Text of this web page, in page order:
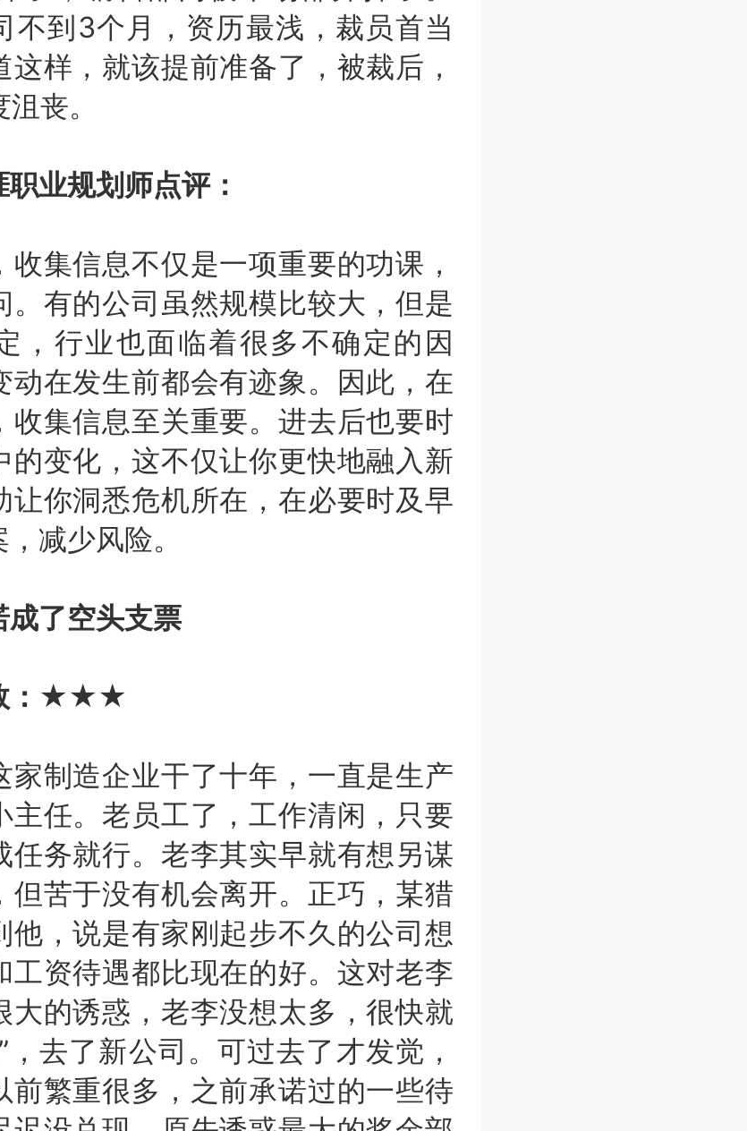
不到3个月，资历最浅，裁员首当
样，就该提前准备了，被裁后，
丧。
业规划师点评：
信息不仅是一项重要的功课，
。有的公司虽然规模比较大，但是
，行业也面临着很多不确定的因
动在发生前都会有迹象。因此，在
收集信息至关重要。进去后也要时
的变化，这不仅让你更快地融入新
让你洞悉危机所在，在必要时及早
减少风险。
了空头支票
：★★★
制造企业干了十年，一直是生产
主任。老员工了，工作清闲，只要
任务就行。老李其实早就有想另谋
但苦于没有机会离开。正巧，某猎
他，说是有家刚起步不久的公司想
工资待遇都比现在的好。这对老李
大的诱惑，老李没想太多，很快就
，去了新公司。可过去了才发觉，
前繁重很多，之前承诺过的一些待